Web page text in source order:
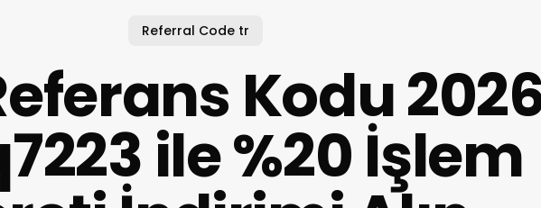
Referral Code tr
Kodu
ile %20 İşlem